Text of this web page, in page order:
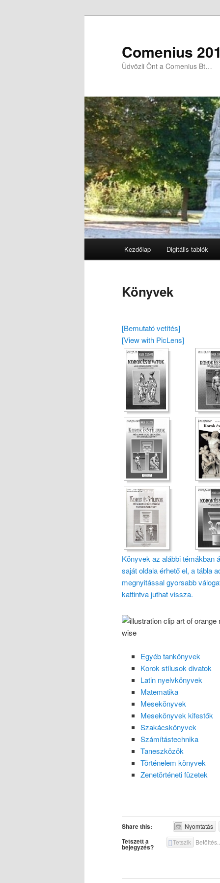
Comenius
Üdvözli Önt a Comenius Bt…
Tovább az elsődleges
Tovább a másodlagos
Kezdőlap Digitális tablók
Könyvek
[Bemutató vetítés]
[View with PicLens]
Könyvek az alábbi témákban
saját oldala érhető el, a tábla
megnyitással gyorsabb
kattintva juthat vissza.
Egyéb tankönyvek
Korok stílusok divatok
Latin nyelvkönyvek
Matematika
Mesekönyvek
Mesekönyvek kifestők
Szakácskönyvek
Számítástechnika
Taneszközök
Történelem könyvek
Zenetörténeti füzetek
Share this: Nyomtatás
Tetszett a
bejegyzés?
Tetszik Betöltés...